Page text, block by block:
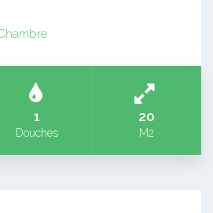
1
Douches
20
M2